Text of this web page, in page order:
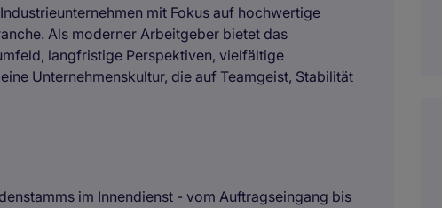
mit Fokus auf hochwertige
Als moderner Arbeitgeber bietet das
langfristige Perspektiven, vielfältige
Unternehmenskultur, die auf Teamgeist, Stabilität
im Innendienst - vom Auftragseingang bis